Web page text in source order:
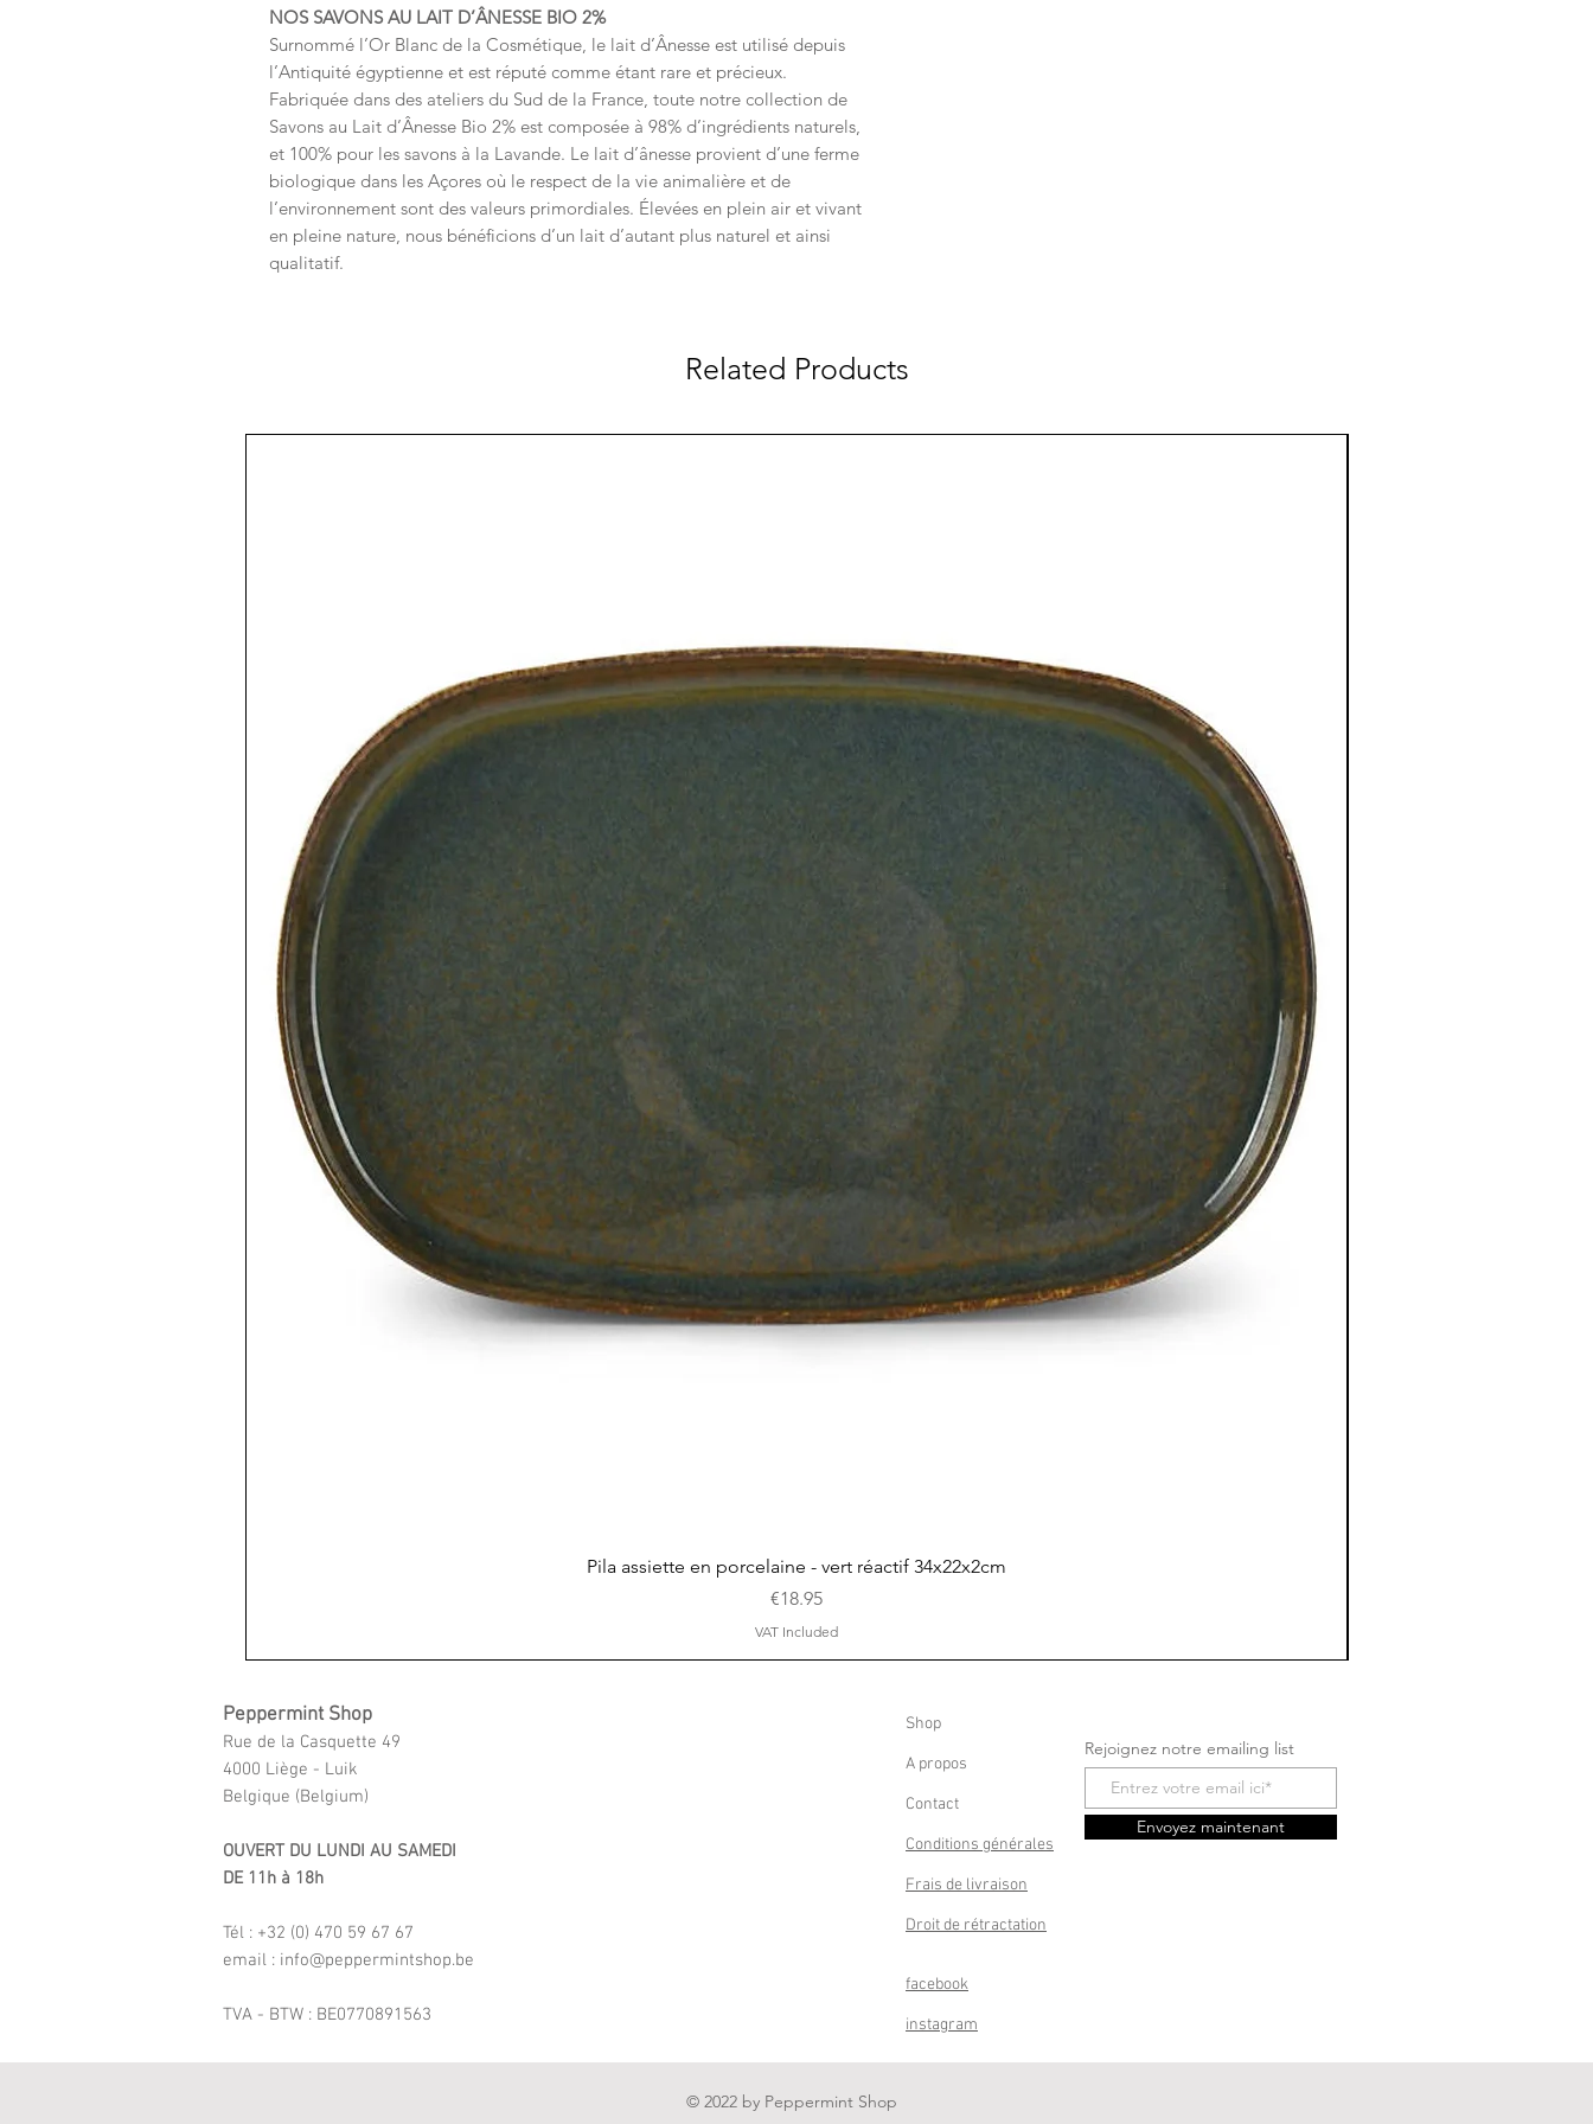
NOS SAVONS AU LAIT D’ÂNESSE BIO 2%
Surnommé l’Or Blanc de la Cosmétique, le lait d’Ânesse est utilisé depuis
l’Antiquité égyptienne et est réputé comme étant rare et précieux.
Fabriquée dans des ateliers du Sud de la France, toute notre collection de
Savons au Lait d’Ânesse Bio 2% est composée à 98% d’ingrédients naturels,
et 100% pour les savons à la Lavande. Le lait d’ânesse provient d’une ferme
biologique dans les Açores où le respect de la vie animalière et de
l’environnement sont des valeurs primordiales. Élevées en plein air et vivant
en pleine nature, nous bénéficions d’un lait d’autant plus naturel et ainsi
qualitatif.
Related Products
Quick View
Pila assiette en porcelaine - vert réactif 34x22x2cm
Price
€18.95
VAT Included
Peppermint Shop
Rue de la Casquette 49
4000 Liège - Luik
Belgique (Belgium)
OUVERT DU LUNDI AU SAMEDI
DE 11h à 18h
Tél : +32 (0) 470 59 67 67
email : info@peppermintshop.be
TVA - BTW : BE0770891563
Shop
A propos
Contact
Conditions générales
Frais de livraison
Droit de rétractation
facebook
instagram
Rejoignez notre emailing list
Envoyez maintenant
© 2022 by Peppermint Shop